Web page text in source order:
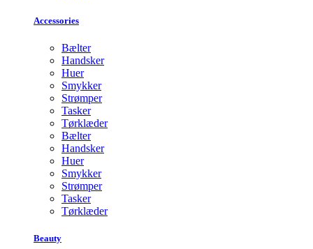
Accessories
Bælter
Handsker
Huer
Smykker
Strømper
Tasker
Tørklæder
Bælter
Handsker
Huer
Smykker
Strømper
Tasker
Tørklæder
Beauty